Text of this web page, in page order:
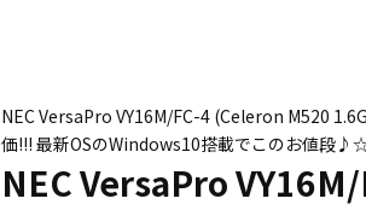
NEC VersaPro VY16M/FC-4 (Celeron M520
価!!! 最新OSのWindows10搭載でこのお値段
NEC VersaPro